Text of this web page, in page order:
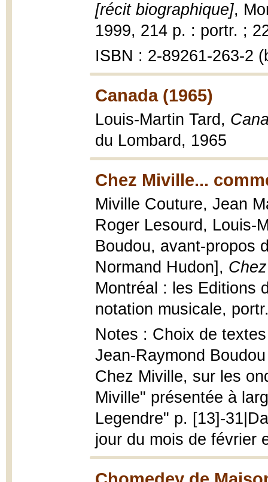
[récit biographique],
1999, 214 p. : portr. ;
ISBN : 2-89261-263-2
Canada (1965)
Louis-Martin Tard,
du Lombard, 1965
Chez Miville...
Miville Couture, Jean
Roger Lesourd, Louis-
Boudou, avant-propos
Normand Hudon],
Montréal : les Editions
notation musicale,
Notes : Choix de
Jean-Raymond
Chez Miville, sur les
Miville" présentée à
Legendre" p. [13]-
jour du mois de février